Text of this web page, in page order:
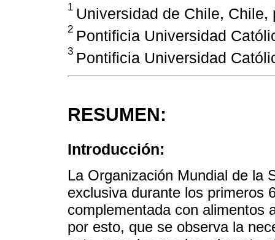
1 Universidad de Chile,
2 Pontificia Universidad
3 Pontificia Universidad
RESUMEN:
Introducción:
La Organización Mundial de la
exclusiva durante los primeros
complementada con alimentos
por esto, que se observa la